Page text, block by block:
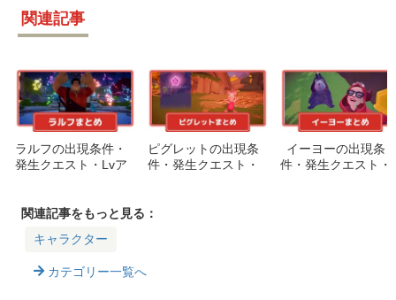
関連記事
ラルフの出現条件・
発生クエスト・Lvア
ピグレットの出現条
件・発生クエスト・
イーヨーの出現条
件・発生クエスト・
関連記事をもっと見る：
キャラクター
カテゴリー一覧へ